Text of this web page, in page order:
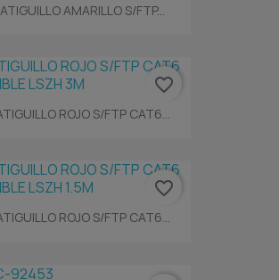
AMARILLO S/FTP...
ROJO S/FTP CAT6...
favorite_border
ROJO S/FTP CAT6...
favorite_border